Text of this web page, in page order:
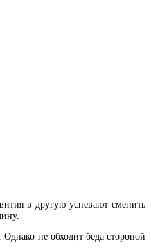
в другую успевают сменить
не обходит беда стороной